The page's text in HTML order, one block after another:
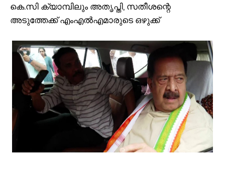
കെ.സി ക്യാമ്പിലും അതൃപ്തി, സതീശന്റെ
അടുത്തേക്ക് എംഎൽഎമാരുടെ ഒഴുക്ക്